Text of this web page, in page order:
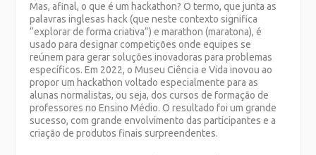
Mas, afinal, o que é um hackathon? O termo, que junta as
palavras inglesas hack (que neste contexto significa
“explorar de forma criativa”) e marathon (maratona), é
usado para designar competições onde equipes se
reúnem para gerar soluções inovadoras para problemas
específicos. Em 2022, o Museu Ciência e Vida inovou ao
propor um hackathon voltado especialmente para as
alunas normalistas, ou seja, dos cursos de formação de
professores no Ensino Médio. O resultado foi um grande
sucesso, com grande envolvimento das participantes e a
criação de produtos finais surpreendentes.